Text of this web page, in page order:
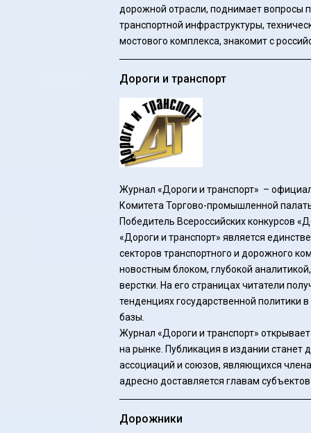
дорожной отрасли, поднимает вопросы
транспортной инфраструктуры,
мостового комплекса, знакомит с
Дороги и транспорт
Журнал «Дороги и транспорт» –
Комитета Торгово-промышленной
Победитель Всероссийских конкурсов
«Дороги и транспорт» является
секторов транспортного и дорожного
новостным блоком, глубокой
верстки. На его страницах читатели
тенденциях государственной политики
базы.
Журнал «Дороги и транспорт»
на рынке. Публикация в издании станет
ассоциаций и союзов, являющихся
адресно доставляется главам
Дорожники